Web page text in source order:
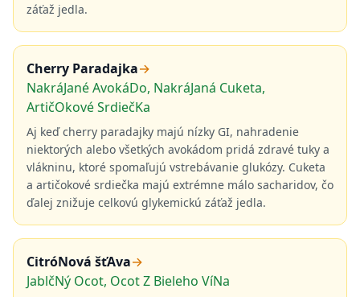
záťaž jedla.
Cherry Paradajka→
NakráJané AvokáDo, NakráJaná Cuketa,
ArtičOkové SrdiečKa
Aj keď cherry paradajky majú nízky GI, nahradenie
niektorých alebo všetkých avokádom pridá zdravé tuky a
vlákninu, ktoré spomaľujú vstrebávanie glukózy. Cuketa
a artičokové srdiečka majú extrémne málo sacharidov, čo
ďalej znižuje celkovú glykemickú záťaž jedla.
CitróNová šťAva→
JablčNý Ocot, Ocot Z Bieleho VíNa